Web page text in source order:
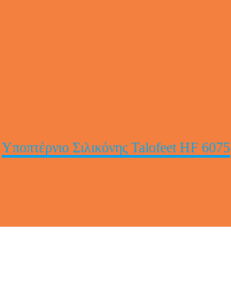
Υποπτέρνιο Σιλικόνης Talofeet HF 6075